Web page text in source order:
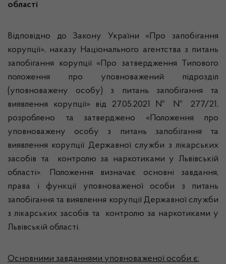
області
Відповідно до Закону України «Про запобігання
корупції», наказу Національного агентства з питань
запобігання корупції «Про затвердження Типового
положення про уповноважений підрозділ
(уповноважену особу) з питань запобігання та
виявлення корупції» від 27.05.2021 № № 277/21,
розроблено та затверджено «Положення про
уповноважену особу з питань запобігання та
виявлення корупції Державної служби з лікарських
засобів та контролю за наркотиками у Львівській
області». Положення визначає основні завдання,
права і функції уповноваженої особи з питань
запобігання та виявлення корупції Державної служби
з лікарських засобів та контролю за наркотиками у
Львівській області.
Основними завданнями уповноваженої особи є: